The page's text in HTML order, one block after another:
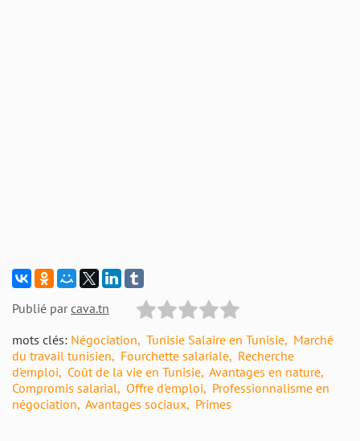
Publié parcava.tn
mots clés: Négociation Tunisie Salaire en Tunisie Marché
du travail tunisien
Fourchette salariale Recherche
d'emploi
Coût de la vie en Tunisie Avantages en nature
Compromis salarial
Offre d'emploi
Professionnalisme en
négociation Avantages sociaux Primes